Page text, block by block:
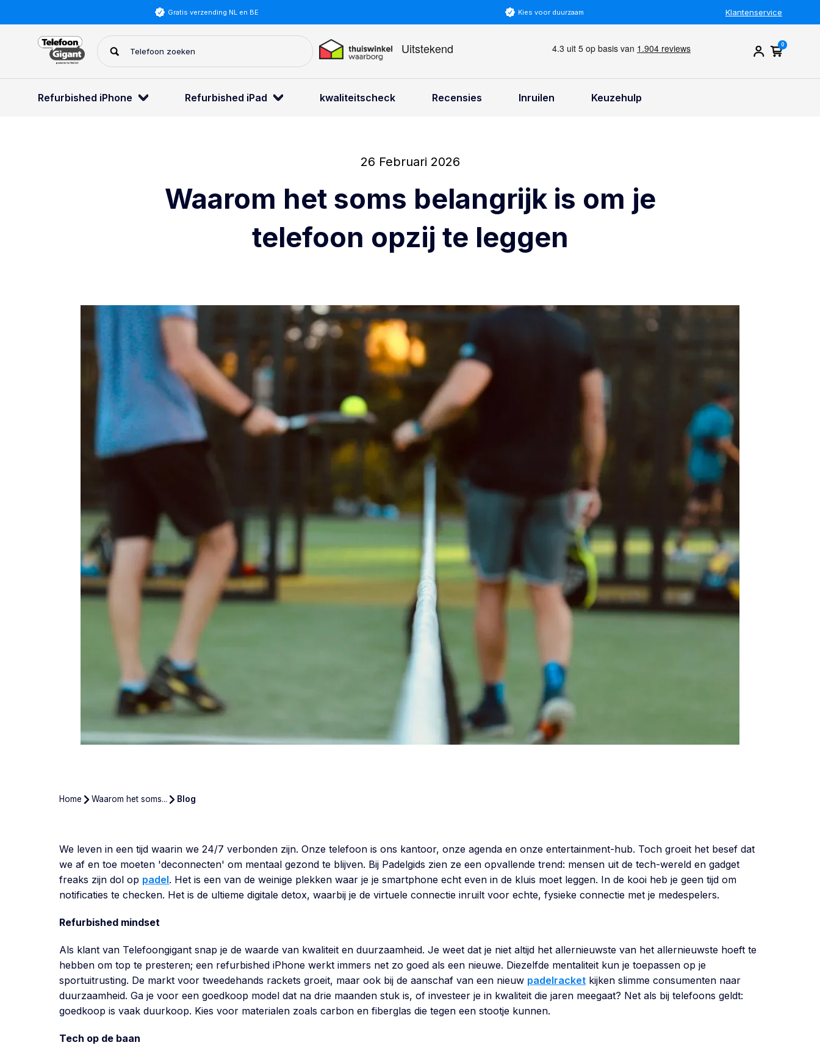
Gratis verzending NL en BE Kies voor duurzaam Klantenservice
0
Refurbished iPhone Refurbished iPad kwaliteitscheck Recensies Inruilen Keuzehulp
26 Februari 2026
Waarom het soms belangrijk is om je
telefoon opzij te leggen
Home Waarom het soms... Blog
We leven in een tijd waarin we 24/7 verbonden zijn. Onze telefoon is ons kantoor, onze agenda en onze entertainment-hub. Toch groeit het besef dat
we af en toe moeten 'deconnecten' om mentaal gezond te blijven. Bij Padelgids zien ze een opvallende trend: mensen uit de tech-wereld en gadget
freaks zijn dol op padel. Het is een van de weinige plekken waar je je smartphone echt even in de kluis moet leggen. In de kooi heb je geen tijd om
notificaties te checken. Het is de ultieme digitale detox, waarbij je de virtuele connectie inruilt voor echte, fysieke connectie met je medespelers.
Refurbished mindset
Als klant van Telefoongigant snap je de waarde van kwaliteit en duurzaamheid. Je weet dat je niet altijd het allernieuwste van het allernieuwste hoeft te
hebben om top te presteren; een refurbished iPhone werkt immers net zo goed als een nieuwe. Diezelfde mentaliteit kun je toepassen op je
sportuitrusting. De markt voor tweedehands rackets groeit, maar ook bij de aanschaf van een nieuw padelracket kijken slimme consumenten naar
duurzaamheid. Ga je voor een goedkoop model dat na drie maanden stuk is, of investeer je in kwaliteit die jaren meegaat? Net als bij telefoons geldt:
goedkoop is vaak duurkoop. Kies voor materialen zoals carbon en fiberglas die tegen een stootje kunnen.
Tech op de baan